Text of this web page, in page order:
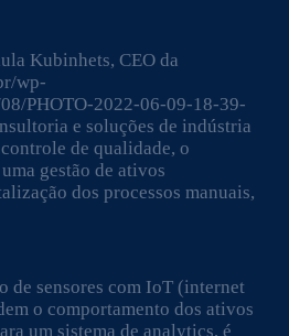
Kubinhets, CEO da
wp-
PHOTO-2022-06-09-18-39-
e soluções de indústria
de qualidade, o
gestão de ativos
dos processos manuais,
de sensores com IoT (internet
o comportamento dos ativos
um sistema de analytics, é